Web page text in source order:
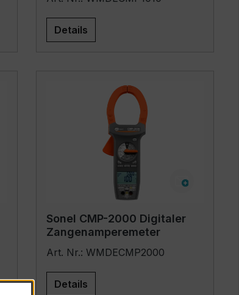
Details
Sonel CMP-2000 Digitaler
Zangenamperemeter
Art. Nr.: WMDECMP2000
Details